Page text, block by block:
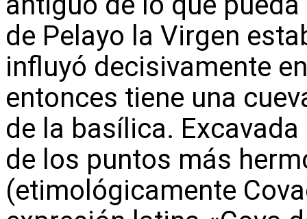
de Pelayo la Virgen
influyó decisivamente
entonces tiene una
de la basílica.
de los puntos más
(etimológicamente